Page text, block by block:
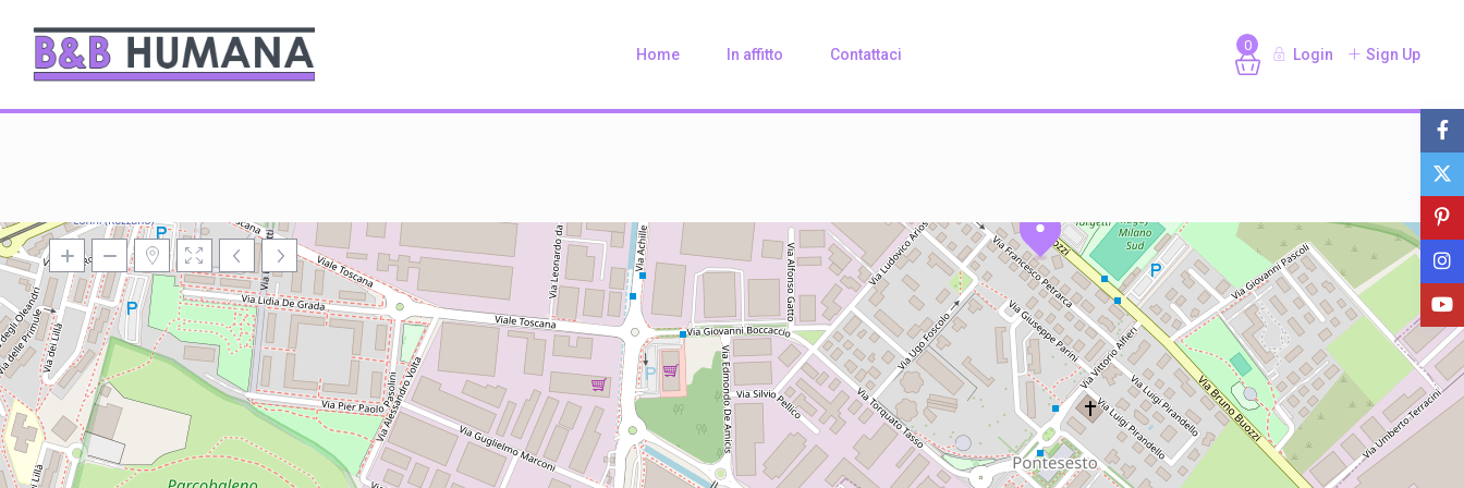
Home In affitto Contattaci
0
Login Sign Up
Loading Maps